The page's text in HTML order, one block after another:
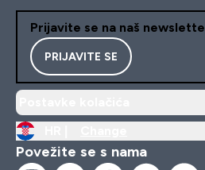
Prijavite se na naš
PRIJAVITE SE
Povežite se s nama